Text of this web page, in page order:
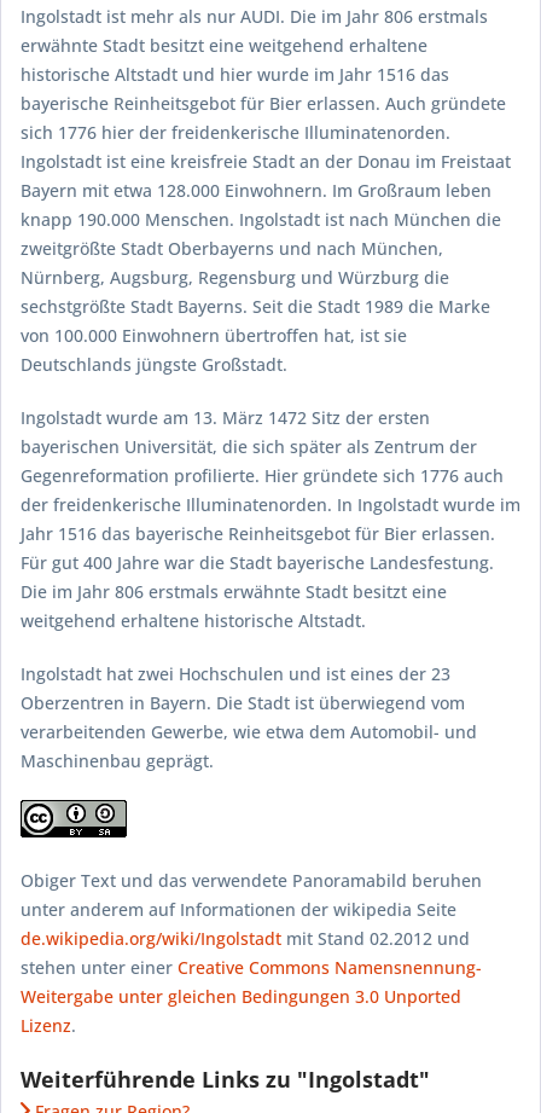
Ingolstadt ist mehr als nur AUDI. Die im Jahr 806 erstmals
erwähnte Stadt besitzt eine weitgehend erhaltene
historische Altstadt und hier wurde im Jahr 1516 das
bayerische Reinheitsgebot für Bier erlassen. Auch gründete
sich 1776 hier der freidenkerische Illuminatenorden.
Ingolstadt ist eine kreisfreie Stadt an der Donau im Freistaat
Bayern mit etwa 128.000 Einwohnern. Im Großraum leben
knapp 190.000 Menschen. Ingolstadt ist nach München die
zweitgrößte Stadt Oberbayerns und nach München,
Nürnberg, Augsburg, Regensburg und Würzburg die
sechstgrößte Stadt Bayerns. Seit die Stadt 1989 die Marke
von 100.000 Einwohnern übertroffen hat, ist sie
Deutschlands jüngste Großstadt.
Ingolstadt wurde am 13. März 1472 Sitz der ersten
bayerischen Universität, die sich später als Zentrum der
Gegenreformation profilierte. Hier gründete sich 1776 auch
der freidenkerische Illuminatenorden. In Ingolstadt wurde im
Jahr 1516 das bayerische Reinheitsgebot für Bier erlassen.
Für gut 400 Jahre war die Stadt bayerische Landesfestung.
Die im Jahr 806 erstmals erwähnte Stadt besitzt eine
weitgehend erhaltene historische Altstadt.
Ingolstadt hat zwei Hochschulen und ist eines der 23
Oberzentren in Bayern. Die Stadt ist überwiegend vom
verarbeitenden Gewerbe, wie etwa dem Automobil- und
Maschinenbau geprägt.
Obiger Text und das verwendete Panoramabild beruhen
unter anderem auf Informationen der wikipedia Seite
de.wikipedia.org/wiki/Ingolstadt mit Stand 02.2012 und
stehen unter einer Creative Commons Namensnennung-
Weitergabe unter gleichen Bedingungen 3.0 Unported
Lizenz.
Weiterführende Links zu "Ingolstadt"